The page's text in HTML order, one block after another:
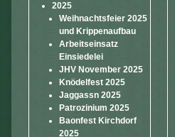
2025
Weihnachtsfeier 2025
und Krippenaufbau
Arbeitseinsatz
Einsiedelei
JHV November 2025
Knödelfest 2025
Jaggassn 2025
Patrozinium 2025
Baonfest Kirchdorf
2025